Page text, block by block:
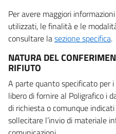
Per avere maggiori
utilizzati, le finalità e le
consultare lasezione specifica.
NATURA DEL
RIFIUTO
A parte quanto specificato per
libero di fornire al Poligrafico i
di richiesta o comunque
sollecitare l’invio di materiale